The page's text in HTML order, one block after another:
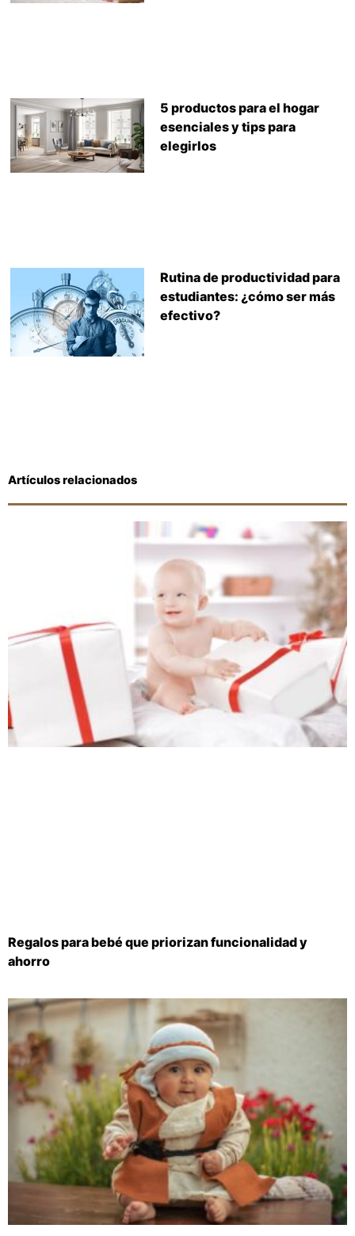
5 productos para el hogar
esenciales y tips para
elegirlos
Rutina de productividad para
estudiantes: ¿cómo ser más
efectivo?
Artículos relacionados
Regalos para bebé que priorizan funcionalidad y
ahorro